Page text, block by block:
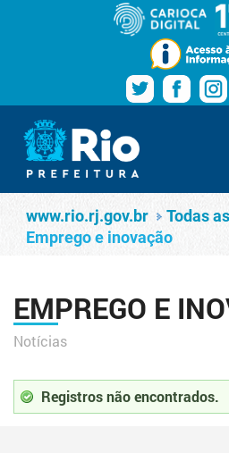
Pular para o conteúdo
Navegação
www.rio.rj.gov.br
Emprego e
www.rio.rj.gov.br
Todas
Emprego e inovação
EMPREGO E
Notícias
Registros não encontrados.